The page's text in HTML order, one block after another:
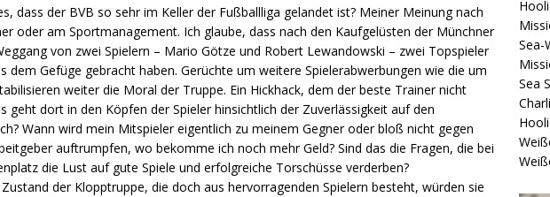
dass der BVB so sehr im Keller der Fußballliga gelandet ist? Meiner Meinung nach
oder am Sportmanagement. Ich glaube, dass nach den Kaufgelüsten der Münchner
von zwei Spielern – Mario Götze und Robert Lewandowski – zwei Topspieler
dem Gefüge gebracht haben. Gerüchte um weitere Spielerabwerbungen wie die um
weiter die Moral der Truppe. Ein Hickhack, dem der beste Trainer nicht
geht dort in den Köpfen der Spieler hinsichtlich der Zuverlässigkeit auf den
Wann wird mein Mitspieler eigentlich zu meinem Gegner oder bloß nicht gegen
auftrumpfen, wo bekomme ich noch mehr Geld? Sind das die Fragen, die bei
die Lust auf gute Spiele und erfolgreiche Torschüsse verderben?
der Klopptruppe, die doch aus hervorragenden Spielern besteht, würden sie
Sea-
Sea